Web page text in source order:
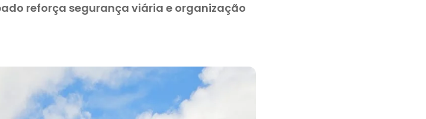
reforça segurança viária e organização